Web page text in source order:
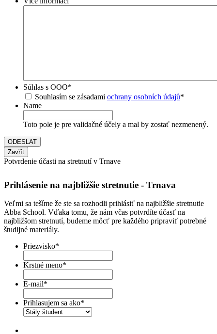
Súhlas s OOO*
Souhlasím se zásadami ochrany osobních údajů*
Name
Toto pole je pre validačné účely a mal by zostať nezmenený.
Zavřít
Potvrdenie účasti na stretnutí v Trnave
Prihlásenie na najbližšie stretnutie - Trnava
Veľmi sa tešíme že ste sa rozhodli prihlásiť na najbližšie stretnutie
Abba School. Vďaka tomu, že nám včas potvrdíte účasť na
najbližšom stretnutí, budeme môcť pre každého pripraviť potrebné
študijné materiály.
Priezvisko*
Krstné meno*
E-mail*
Prihlasujem sa ako*